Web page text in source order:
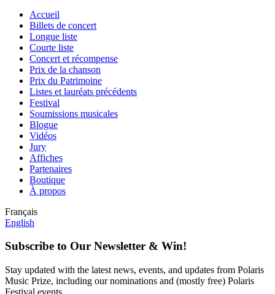
Accueil
Billets de concert
Longue liste
Courte liste
Concert et récompense
Prix de la chanson
Prix du Patrimoine
Listes et lauréats précédents
Festival
Soumissions musicales
Blogue
Vidéos
Jury
Affiches
Partenaires
Boutique
À propos
Français
English
Subscribe to Our Newsletter & Win!
Stay updated with the latest news, events, and updates from Polaris
Music Prize, including our nominations and (mostly free) Polaris
Festival events.